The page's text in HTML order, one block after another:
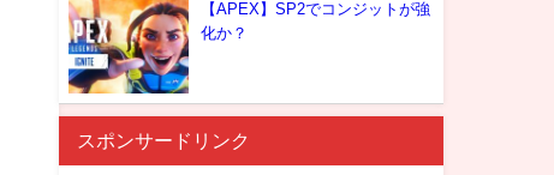
【APEX】SP2でコンジットが強
化か？
スポンサードリンク